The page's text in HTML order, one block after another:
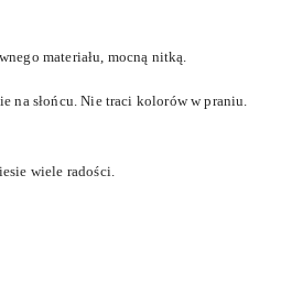
materiału, mocną nitką.
na słońcu. Nie traci kolorów w praniu.
wiele radości.